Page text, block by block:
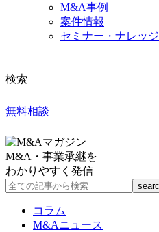
M&A事例
案件情報
セミナー・ナレッジ
検索
無料相談
M&A・事業承継を
わかりやすく発信
コラム
M&Aニュース